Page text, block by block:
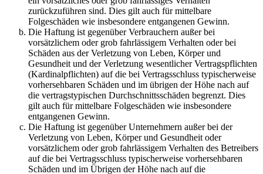
zurückzuführen sind. Dies gilt auch für mittelbare
Folgeschäden wie insbesondere entgangenen Gewinn.
Die Haftung ist gegenüber Verbrauchern außer bei
vorsätzlichem oder grob fahrlässigem Verhalten oder bei
Schäden aus der Verletzung von Leben, Körper und
Gesundheit und der Verletzung wesentlicher Vertragspflichten
(Kardinalpflichten) auf die bei Vertragsschluss typischerweise
vorhersehbaren Schäden und im übrigen der Höhe nach auf
die vertragstypischen Durchschnittsschäden begrenzt. Dies
gilt auch für mittelbare Folgeschäden wie insbesondere
entgangenen Gewinn.
Die Haftung ist gegenüber Unternehmern außer bei der
Verletzung von Leben, Körper und Gesundheit oder
vorsätzlichem oder grob fahrlässigem Verhalten des Betreibers
auf die bei Vertragsschluss typischerweise vorhersehbaren
Schäden und im Übrigen der Höhe nach auf die